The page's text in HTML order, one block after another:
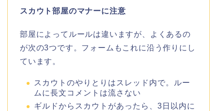
スカウト部屋のマナーに注意
部屋によってルールは違いますが、よくあるの
が次の3つです。フォームもこれに沿う作りにし
ています。
スカウトのやりとりはスレッド内で。ルー
ムに長文コメントは流さない
ギルドからスカウトがあったら、3日以内に